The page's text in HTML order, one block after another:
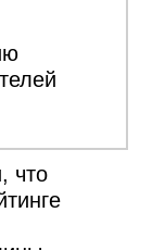
что